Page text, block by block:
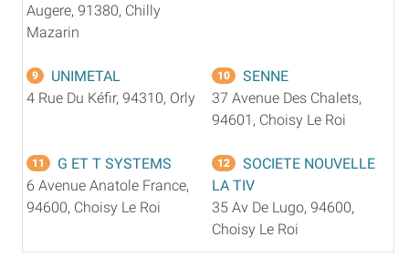
Augere, 91380, Chilly
Mazarin
9
UNIMETAL
4 Rue Du Kéfir, 94310, Orly
10
SENNE
37 Avenue Des Chalets,
94601, Choisy Le Roi
11
G ET T SYSTEMS
6 Avenue Anatole France,
94600, Choisy Le Roi
12
SOCIETE NOUVELLE
LA TIV
35 Av De Lugo, 94600,
Choisy Le Roi